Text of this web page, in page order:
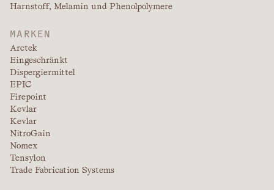
Harnstoff, Melamin und Phenolpolymere
MARKEN
Arctek
Eingeschränkt
Dispergiermittel
EPIC
Firepoint
Kevlar
Kevlar
NitroGain
Nomex
Tensylon
Trade Fabrication Systems